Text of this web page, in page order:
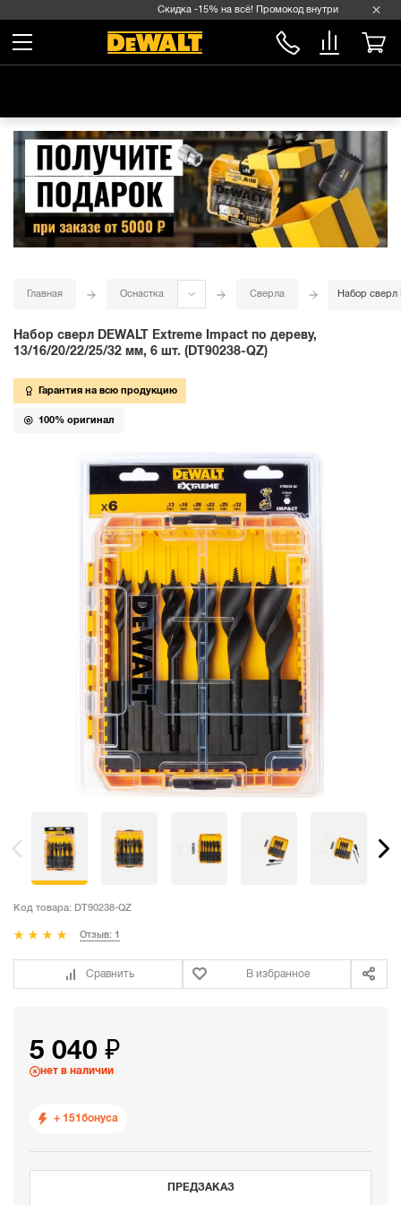
Скидка -15% на всё! Промокод внутри →
Главная Оснастка Сверла Набор сверл
Набор сверл DEWALT Extreme Impact по дереву,
13/16/20/22/25/32 мм, 6 шт. (DT90238-QZ)
Гарантия на всю продукцию
100% оригинал
Код товара: DT90238-QZ
Отзыв: 1
Сравнить В избранное
5 040 ₽
нет в наличии
+ 151 бонуса
ПРЕДЗАКАЗ